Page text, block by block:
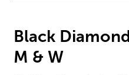
Black
M & W